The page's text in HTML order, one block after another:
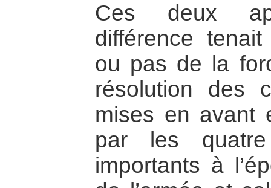
Ces deux
différence
ou pas de la
résolution des
mises en avant
par les
importants à